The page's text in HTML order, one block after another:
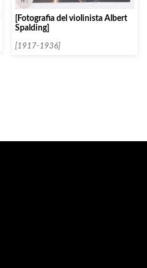
[Fotografia del violinista Albert
Spalding]
[1917-1936]